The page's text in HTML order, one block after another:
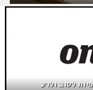
לטוב ולרע